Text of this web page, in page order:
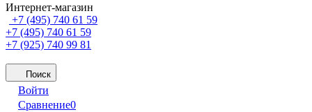
Интернет-магазин
+7 (495) 740 61 59
+7 (495) 740 61 59
+7 (925) 740 99 81
Поиск
Войти
Сравнение0